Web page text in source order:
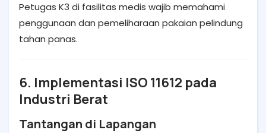
Petugas K3 di fasilitas medis wajib memahami
penggunaan dan pemeliharaan pakaian pelindung
tahan panas.
6. Implementasi ISO 11612 pada
Industri Berat
Tantangan di Lapangan